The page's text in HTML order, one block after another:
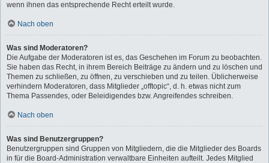
wenn ihnen das entsprechende Recht erteilt wurde.
Nach oben
Was sind Moderatoren?
Die Aufgabe der Moderatoren ist es, das Geschehen im Forum zu beobachten.
Sie haben das Recht, in ihrem Bereich Beiträge zu ändern und zu löschen und
Themen zu schließen, zu öffnen, zu verschieben und zu teilen. Üblicherweise
verhindern Moderatoren, dass Mitglieder „offtopic“, d. h. etwas nicht zum
Thema Passendes, oder Beleidigendes bzw. Angreifendes schreiben.
Nach oben
Was sind Benutzergruppen?
Benutzergruppen sind Gruppen von Mitgliedern, die die Mitglieder des Boards
in für die Board-Administration verwaltbare Einheiten aufteilt. Jedes Mitglied